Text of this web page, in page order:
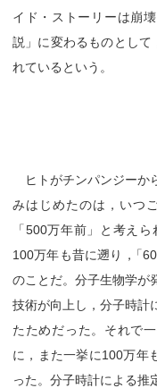
イド・ストーリーは崩
説」に変わるものとして
れているという。
ヒトがチンパンジーか
みはじめたのは，いつ
「500万年前」と考え
100万年も昔に遡り
， 「
のことだ。分子生物学が
技術が向上し，分子時計
たためだった。それで
に，また一挙に100万年
った。分子時計による推